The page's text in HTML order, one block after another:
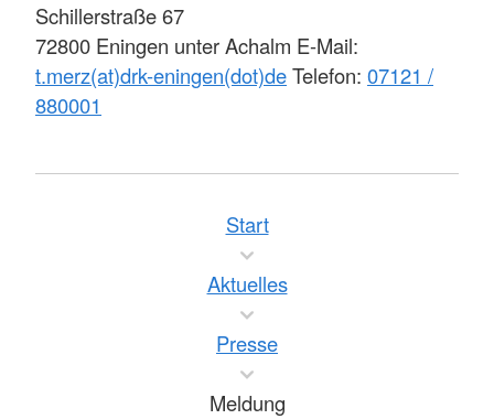
Schillerstraße 67
72800 Eningen unter Achalm E-Mail:
t.merz(at)drk-eningen(dot)deTelefon: 07121 /
880001
Start
Aktuelles
Presse
Meldung